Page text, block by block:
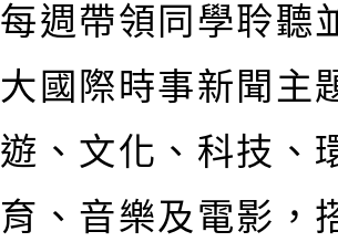
每週帶領同學聆聽
大國際時事新聞主
遊、文化、科技、
育、音樂及電影，